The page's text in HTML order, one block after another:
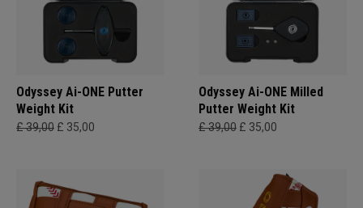
Odyssey Ai-ONE Putter
Weight Kit
£ 39,00 £ 35,00
Odyssey Ai-ONE Milled
Putter Weight Kit
£ 39,00 £ 35,00